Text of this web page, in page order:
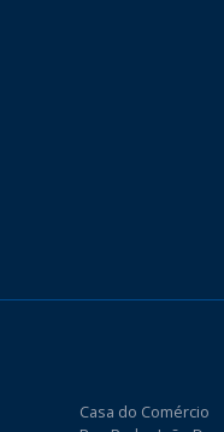
Casa do Comércio